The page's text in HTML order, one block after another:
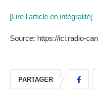
[Lire l'article en intégralité]
Source: https://ici.radio-
PARTAGER